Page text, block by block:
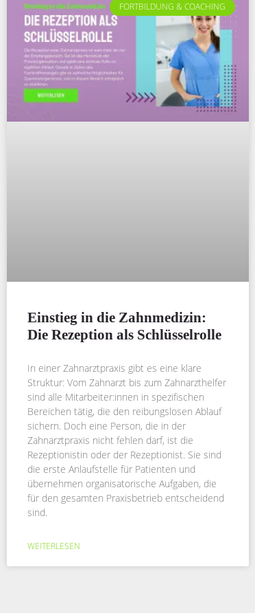
FORTBILDUNG & COACHING
Einstieg in die Zahnmedizin:
Die Rezeption als Schlüsselrolle
In einer Zahnarztpraxis gibt es eine klare
Struktur: Vom Zahnarzt bis zum Zahnarzthelfer
sind alle Mitarbeiter:innen in spezifischen
Bereichen tätig, die den reibungslosen Ablauf
sichern. Doch eine Person, die in der
Zahnarztpraxis nicht fehlen darf, ist die
Rezeptionistin oder der Rezeptionist. Sie sind
die erste Anlaufstelle für Patienten und
übernehmen organisatorische Aufgaben, die
für den gesamten Praxisbetrieb entscheidend
sind.
WEITERLESEN